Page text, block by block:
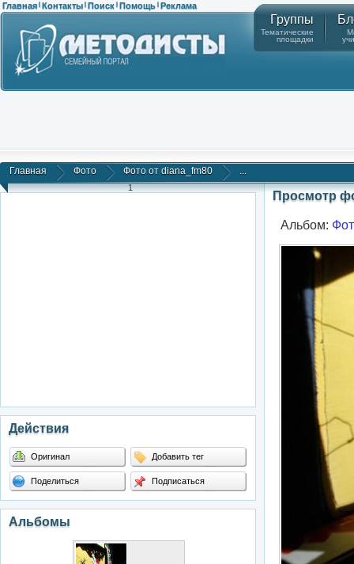
Главная | Контакты | Поиск | Помощь | Реклама
Группы
Тематические
площадки
Главная Фото Фото от diana_fm80 ...
1
Действия
Оригинал Добавить тег
Поделиться Подписаться
Альбомы
Просмотр
Альбом: